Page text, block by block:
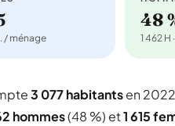
/ ménage
48
1 462 H
3 077 habitantsen
hommes(48 %) et1 615